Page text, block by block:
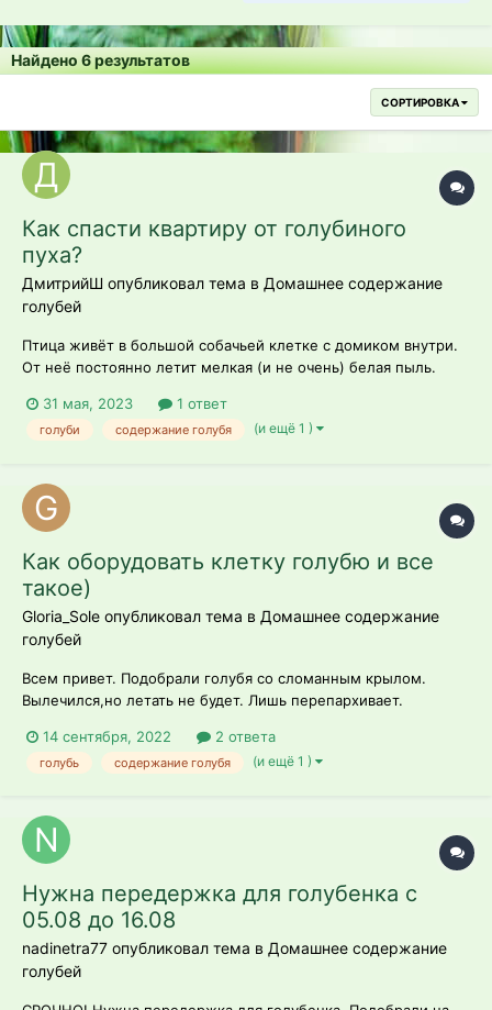
Найдено 6 результатов
СОРТИРОВКА
Как спасти квартиру от голубиного
пуха?
ДмитрийШ опубликовал тема в Домашнее содержание
голубей
Птица живёт в большой собачьей клетке с домиком внутри.
От неё постоянно летит мелкая (и не очень) белая пыль.
корма. Как только Бур начинает разминать крылья - все это
прекрасие взлетает в воздух и оседаёт мелкой белой пылью
31 мая, 2023 1 ответ
голуби содержание голубя (и ещё 1 )
Как оборудовать клетку голубю и все
такое)
Gloria_Sole опубликовал тема в Домашнее содержание
голубей
Всем привет. Подобрали голубя со сломанным крылом.
Вылечился,но летать не будет. Лишь перепархивает.
вопрос- как ему улучшить жизнь. Балкона нет,сильно
большую клетку позволить себе не можем,ТК однушка,куча
14 сентября, 2022 2 ответа
голубь содержание голубя (и ещё 1 )
Нужна передержка для голубенка с
05.08 до 16.08
nadinetra77 опубликовал тема в Домашнее содержание
голубей